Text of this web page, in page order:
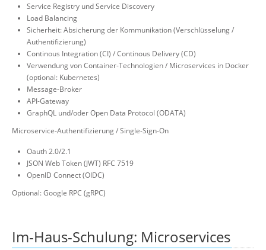
Service Registry und Service Discovery
Load Balancing
Sicherheit: Absicherung der Kommunikation (Verschlüsselung /
Authentifizierung)
Continous Integration (CI) / Continous Delivery (CD)
Verwendung von Container-Technologien / Microservices in Docker
(optional: Kubernetes)
Message-Broker
API-Gateway
GraphQL und/oder Open Data Protocol (ODATA)
Microservice-Authentifizierung / Single-Sign-On
Oauth 2.0/2.1
JSON Web Token (JWT) RFC 7519
OpenID Connect (OIDC)
Optional: Google RPC (gRPC)
Im-Haus-Schulung: Microservices